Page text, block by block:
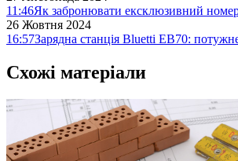
11:46Як забронювати ексклюзивний
26 Жовтня 2024
16:57Зарядна станція Bluetti EB70:
Схожі матеріали